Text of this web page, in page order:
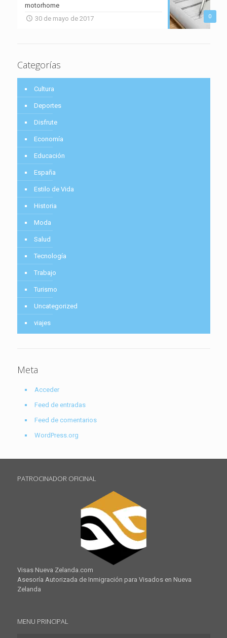
0
motorhome
30 de mayo de 2017
Categorías
Cultura
Deportes
Disfrute
Economía
Educación
España
Estilo de Vida
Historia
Moda
Salud
Tecnología
Trabajo
Turismo
Uncategorized
viajes
Meta
Acceder
Feed de entradas
Feed de comentarios
WordPress.org
PATROCINADOR OFICINAL
Visas Nueva Zelanda.com
Asesoría Autorizada de Inmigración para Visados en Nueva
Zelanda
MENU PRINCIPAL